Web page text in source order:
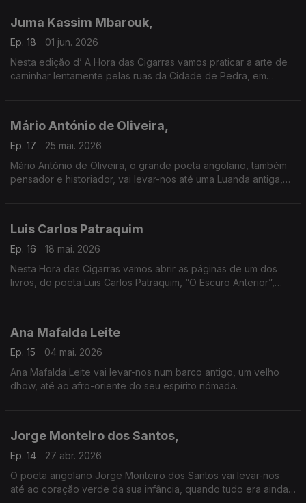
Juma Kassim Mbarouk,
Ep. 18
01 jun. 2026
Nesta edição d’ A Hora das Cigarras vamos praticar a arte de
caminhar lentamente pelas ruas da Cidade de Pedra, em
Mário António de Oliveira,
Ep. 17
25 mai. 2026
Mário António de Oliveira, o grande poeta angolano, também
pensador e historiador, vai levar-nos até uma Luanda antiga,
Luis Carlos Patraquim
Ep. 16
18 mai. 2026
Nesta Hora das Cigarras vamos abrir as páginas de um dos
livros, do poeta Luis Carlos Patraquim, “O Escuro Anterior”,
Ana Mafalda Leite
Ep. 15
04 mai. 2026
Ana Mafalda Leite vai levar-nos num barco antigo, um velho
dhow, até ao afro-oriente do seu espírito nómada.
Jorge Monteiro dos Santos,
Ep. 14
27 abr. 2026
O poeta angolano Jorge Monteiro dos Santos vai levar-nos
até ao coração verde da sua infância, quando tudo era ainda